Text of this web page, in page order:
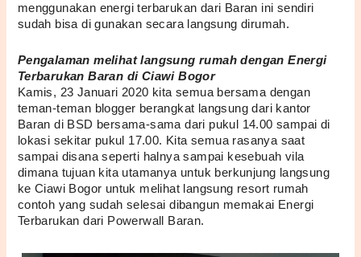
menggunakan energi terbarukan dari Baran ini sendiri
sudah bisa di gunakan secara langsung dirumah.
Pengalaman melihat langsung rumah dengan Energi
Terbarukan Baran di Ciawi Bogor
Kamis, 23 Januari 2020 kita semua bersama dengan
teman-teman blogger berangkat langsung dari kantor
Baran di BSD bersama-sama dari pukul 14.00 sampai di
lokasi sekitar pukul 17.00. Kita semua rasanya saat
sampai disana seperti halnya sampai kesebuah vila
dimana tujuan kita utamanya untuk berkunjung langsung
ke Ciawi Bogor untuk melihat langsung resort rumah
contoh yang sudah selesai dibangun memakai Energi
Terbarukan dari Powerwall Baran.